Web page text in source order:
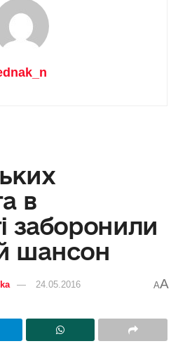
в
заборонили
шансон
24.05.2016 AA